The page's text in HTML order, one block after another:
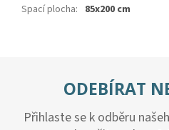
Spací plocha: 85x200 cm
ODEBÍRAT
Přihlaste se k odběru